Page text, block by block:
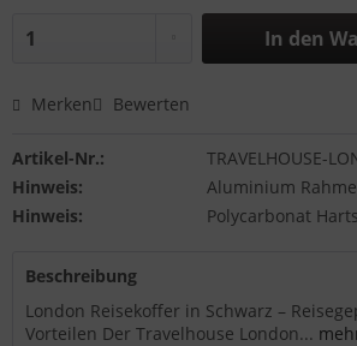
In den
Merken Bewerten
Artikel-Nr.:
TRAVELHOUSE-
Hinweis:
Aluminium
Hinweis:
Polycarbonat
Beschreibung
London Reisekoffer in Schwarz –
Vorteilen Der Travelhouse London...